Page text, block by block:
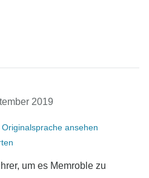
2019
Originalsprache ansehen
um es Memroble zu